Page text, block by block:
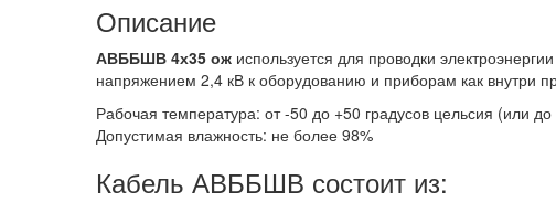
Описание
АВББШВ 4х35 ож используется для проводки
напряжением 2,4 кВ к оборудованию и приборам как
Рабочая температура: от -50 до +50 градусов цельсия (или
Допустимая влажность: не более 98%
Кабель АВББШВ состоит из: